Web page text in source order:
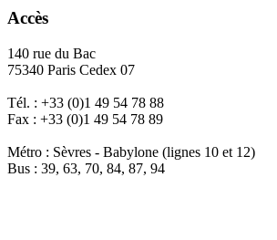
Accès
140 rue du Bac
75340 Paris Cedex 07
Tél. : +33 (0)1 49 54 78 88
Fax : +33 (0)1 49 54 78 89
Métro : Sèvres - Babylone (lignes 10 et 12)
Bus : 39, 63, 70, 84, 87, 94